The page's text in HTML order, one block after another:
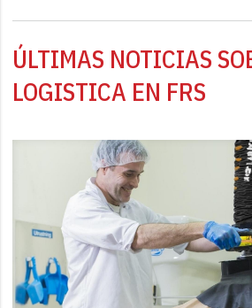
ÚLTIMAS NOTICIAS
LOGISTICA EN FRS